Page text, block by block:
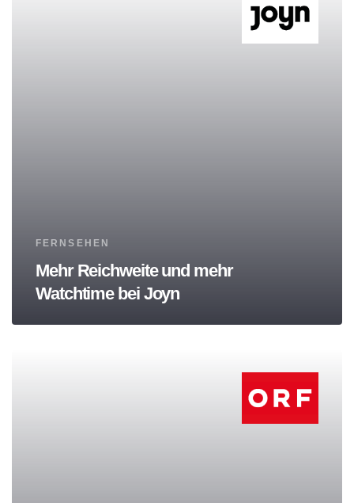
Tags
FERNSEHEN
Mehr Reichweite und mehr
Watchtime bei Joyn